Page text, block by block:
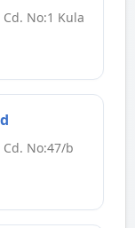
No:1 Kula
No:47/b